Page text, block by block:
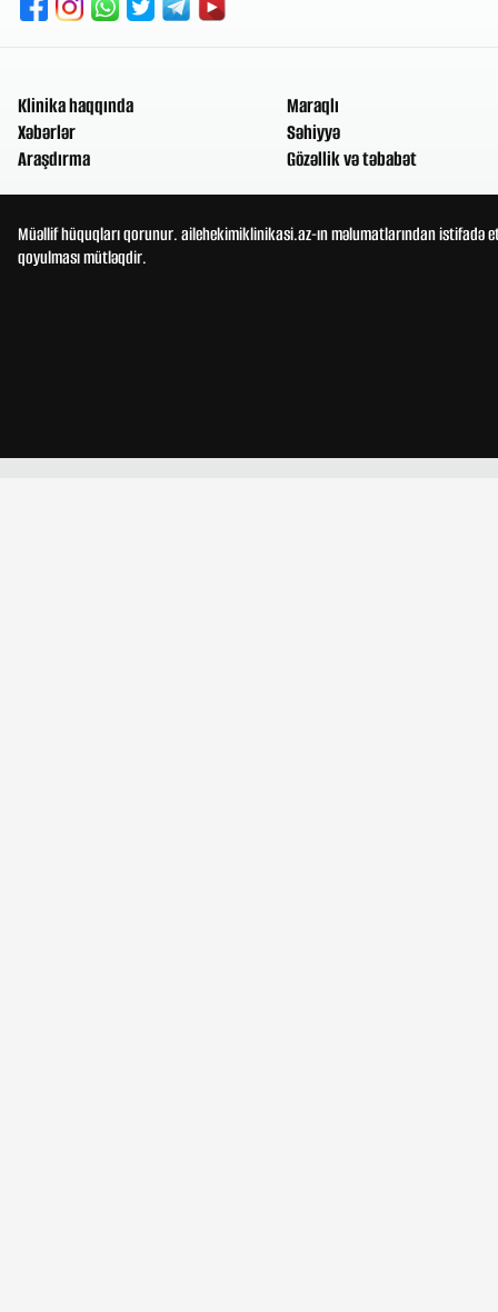
Klinika haqqında
Xəbərlər
Araşdırma
Maraqlı
Səhiyyə
Gözəllik və təbabət
Müəllif hüquqları qorunur. ailehekimiklinikasi.az-ın məlumatlarından
qoyulması mütləqdir.